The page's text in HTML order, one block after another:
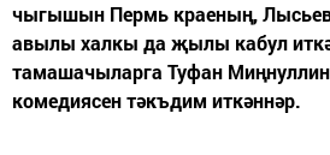
чыгышын Пермь краеның,
авылы халкы да җылы кабул
тамашачыларга Туфан
комедиясен тәкъдим иткәннәр.